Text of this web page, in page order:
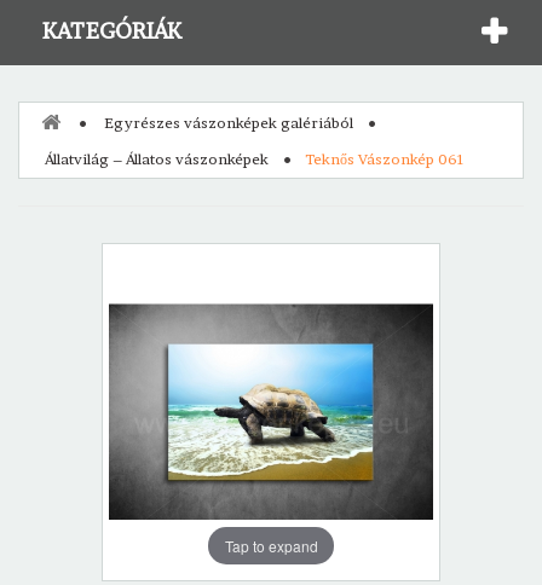
KATEGÓRIÁK
Egyrészes vászonképek galériából
Állatvilág – Állatos vászonképek
Teknős Vászonkép 061
Tap to expand